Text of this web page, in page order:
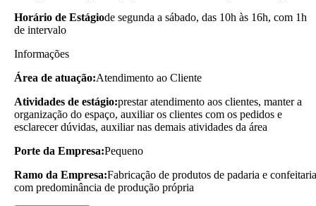
Horário de Estágiode segunda a sábado, das 10h às 16h, com 1h
de intervalo
Informações
Área de atuação:Atendimento ao Cliente
Atividades de estágio:prestar atendimento aos clientes, manter a
organização do espaço, auxiliar os clientes com os pedidos e
esclarecer dúvidas, auxiliar nas demais atividades da área
Porte da Empresa:Pequeno
Ramo da Empresa:Fabricação de produtos de padaria e confeitaria
com predominância de produção própria